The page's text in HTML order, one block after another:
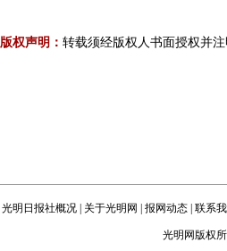
版权声明： 转载须经版权人书面授权并
光明日报社概况 关于光明网 报网动态 联系
光明网版权